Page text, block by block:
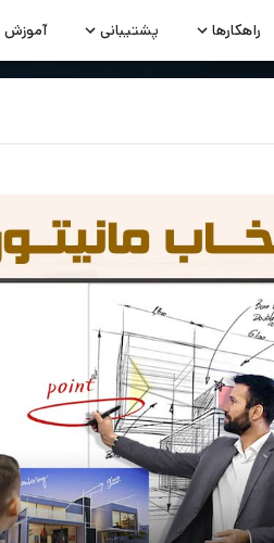
راهکارها پشتیبانی آموزش